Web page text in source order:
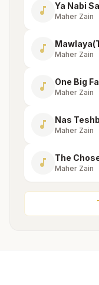
music_note Maher Zain
music_note Maher Zain
music_note One Big
Maher Zain
music_note Nas
Maher Zain
music_note The
Maher Zain